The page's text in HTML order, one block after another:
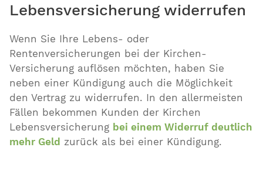
Lebensversicherung widerrufen
Wenn Sie Ihre Lebens- oder
Rentenversicherungen bei der Kirchen-
Versicherung auflösen möchten, haben Sie
neben einer Kündigung auch die Möglichkeit
den Vertrag zu widerrufen. In den allermeisten
Fällen bekommen Kunden der Kirchen
Lebensversicherung bei einem Widerruf deutlich
mehr Geld zurück als bei einer Kündigung.